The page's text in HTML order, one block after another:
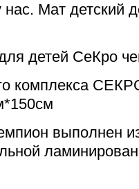
Мат детский
детей СеКро
комплекса
выполнен